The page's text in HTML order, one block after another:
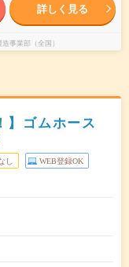
詳しく見る
事業部（全国）
】ゴムホース
し WEB登録OK